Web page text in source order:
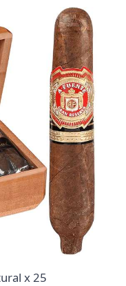
x 25